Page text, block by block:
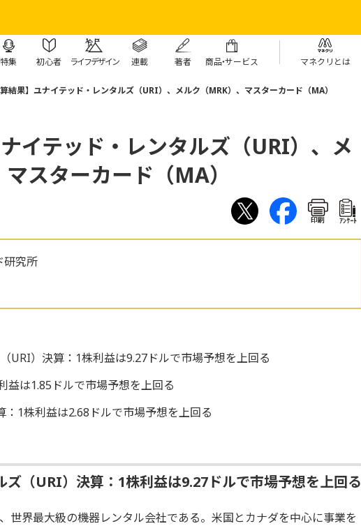
特集 初心者 ライフデザイン 連載 著者 商品・サービス マネクリとは
算結果】ユナイテッド・レンタルズ（URI）、メルク（MRK）、マスターカード（MA）
ナイテッド・レンタルズ（URI）、メ
スターカード（MA）
印刷 ｱﾝｹｰﾄ
研究所
URI）決算：1株利益は9.27ドルで市場予想を上回る
益は1.85ドルで市場予想を上回る
1株利益は2.68ドルで市場予想を上回る
ズ（URI）決算：1株利益は9.27ドルで市場予想を上回る
世界最大級の機器レンタル会社である。米国とカナダを中心に事業を